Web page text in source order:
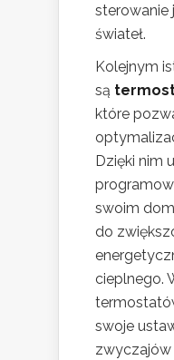
sterowanie
świateł.
Kolejnym
są
które
Dzięki nim
swoim
do
cieplnego.
swoje
zwyczajów